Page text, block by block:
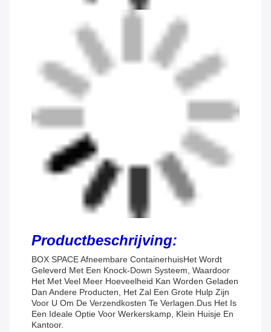
Productbeschrijving:
BOX SPACE Afneembare ContainerhuisHet Wordt
Geleverd Met Een Knock-Down Systeem, Waardoor
Het Met Veel Meer Hoeveelheid Kan Worden Geladen
Dan Andere Producten, Het Zal Een Grote Hulp Zijn
Voor U Om De Verzendkosten Te Verlagen.Dus Het Is
Een Ideale Optie Voor Werkerskamp, Klein Huisje En
Kantoor.